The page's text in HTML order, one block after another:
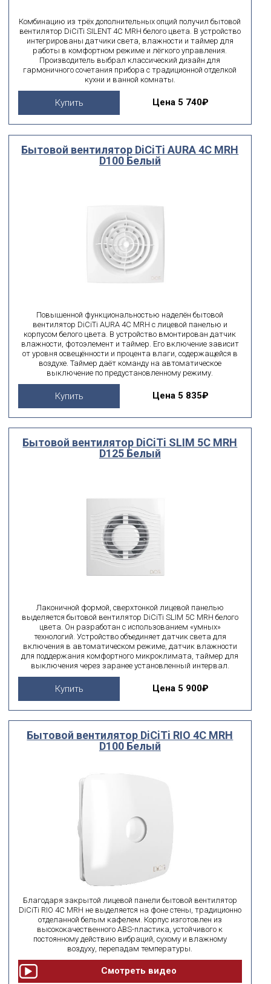
Комбинацию из трёх дополнительных опций получил бытовой
вентилятор DiCiTi SILENT 4C MRH белого цвета. В устройство
интегрированы датчики света, влажности и таймер для
работы в комфортном режиме и лёгкого управления.
Производитель выбрал классический дизайн для
гармоничного сочетания прибора с традиционной отделкой
кухни и ванной комнаты.
Купить Цена 5 740₽
Бытовой вентилятор DiCiTi AURA 4C MRH
D100 Белый
Повышенной функциональностью наделён бытовой
вентилятор DiCiTi AURA 4C MRH с лицевой панелью и
корпусом белого цвета. В устройство вмонтирован датчик
влажности, фотоэлемент и таймер. Его включение зависит
от уровня освещённости и процента влаги, содержащейся в
воздухе. Таймер даёт команду на автоматическое
выключение по предустановленному режиму.
Купить Цена 5 835₽
Бытовой вентилятор DiCiTi SLIM 5C MRH
D125 Белый
Лаконичной формой, сверхтонкой лицевой панелью
выделяется бытовой вентилятор DiCiTi SLIM 5C MRH белого
цвета. Он разработан с использованием «умных»
технологий. Устройство объединяет датчик света для
включения в автоматическом режиме, датчик влажности
для поддержания комфортного микроклимата, таймер для
выключения через заранее установленный интервал.
Купить Цена 5 900₽
Бытовой вентилятор DiCiTi RIO 4C MRH
D100 Белый
Благодаря закрытой лицевой панели бытовой вентилятор
DiCiTi RIO 4C MRH не выделяется на фоне стены, традиционно
отделанной белым кафелем. Корпус изготовлен из
высококачественного ABS-пластика, устойчивого к
постоянному действию вибраций, сухому и влажному
воздуху, перепадам температуры.